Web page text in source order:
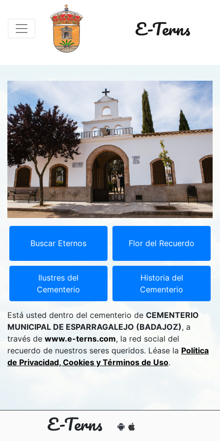
E-Terns
Buscar Eternos Flor del Recuerdo
Ilustres del
Cementerio
Historia del
Cementerio
Está usted dentro del cementerio de CEMENTERIO
MUNICIPAL DE ESPARRAGALEJO (BADAJOZ), a
través de www.e-terns.com, la red social del
recuerdo de nuestros seres queridos. Léase la Política
de Privacidad, Cookies y Términos de Uso.
E-Terns